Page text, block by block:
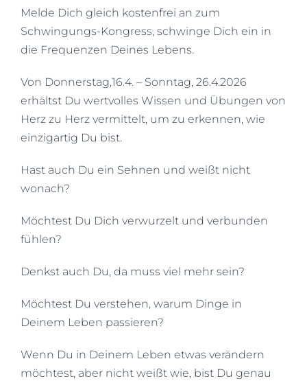
Melde Dich gleich kostenfrei an zum
Schwingungs-Kongress, schwinge Dich ein in
die Frequenzen Deines Lebens.
Von Donnerstag,16.4. – Sonntag, 26.4.2026
erhältst Du wertvolles Wissen und Übungen von
Herz zu Herz vermittelt, um zu erkennen, wie
einzigartig Du bist.
Hast auch Du ein Sehnen und weißt nicht
wonach?
Möchtest Du Dich verwurzelt und verbunden
fühlen?
Denkst auch Du, da muss viel mehr sein?
Möchtest Du verstehen, warum Dinge in
Deinem Leben passieren?
Wenn Du in Deinem Leben etwas verändern
möchtest, aber nicht weißt wie, bist Du genau